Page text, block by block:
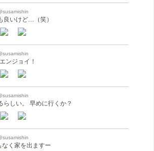
良いけど…（笑）
エンジョイ！
らしい。 早めに行くか？
なく家を出ますー